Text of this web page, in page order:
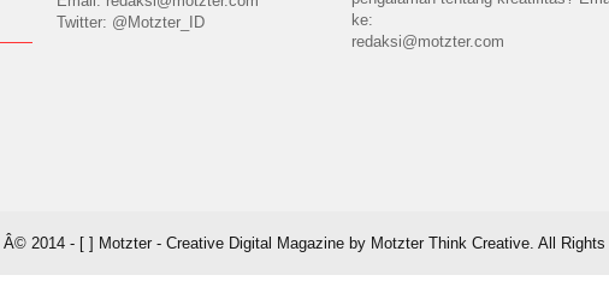
Twitter: @Motzter_ID
ke:
redaksi@motzter.com
Â© 2014 - [ ] Motzter - Creative Digital Magazine by Motzter Think Creative. All Rights